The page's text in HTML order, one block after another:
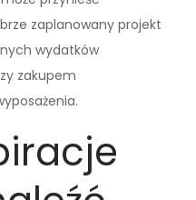
zaplanowany projekt
wydatków
zakupem